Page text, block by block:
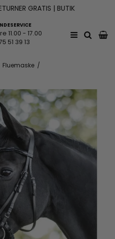
GRATIS | BUTIK
11.00 - 17.00
51 39 13
Fluemaske /